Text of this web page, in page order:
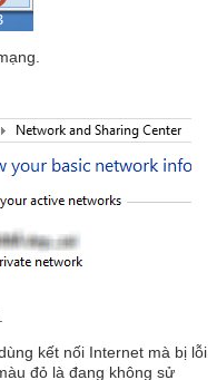
kết nối Internet mà bị lỗi
đỏ là đang không sử